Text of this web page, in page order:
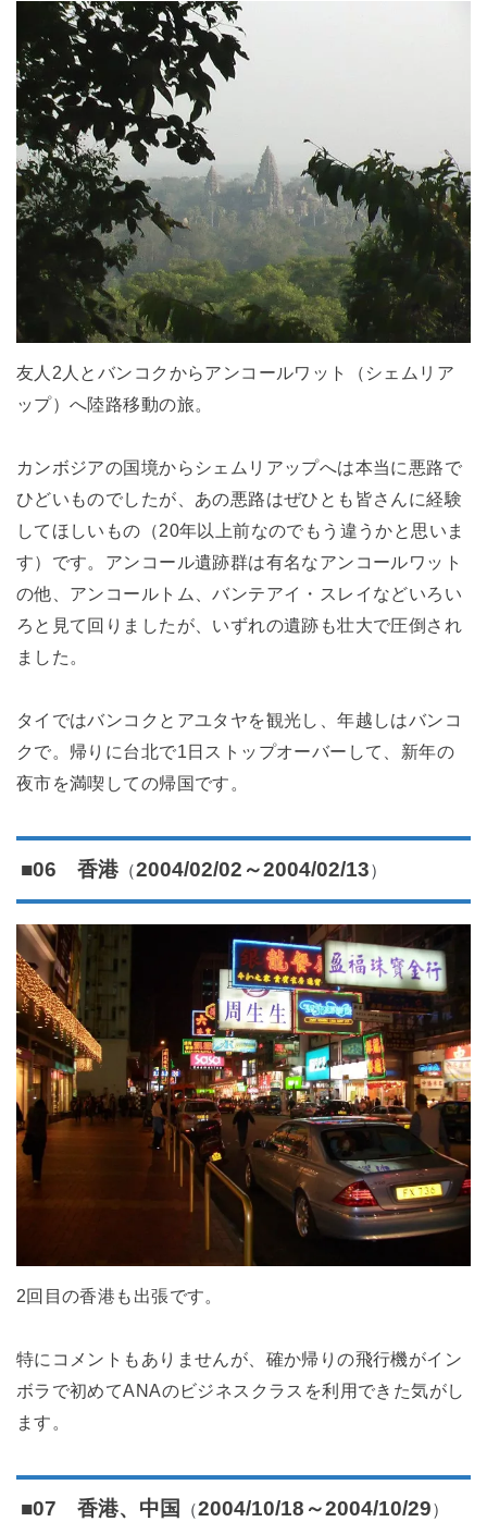
友人2人とバンコクからアンコールワット（シェムリア
ップ）へ陸路移動の旅。
カンボジアの国境からシェムリアップへは本当に悪路で
ひどいものでしたが、あの悪路はぜひとも皆さんに経験
してほしいもの（20年以上前なのでもう違うかと思いま
す）です。アンコール遺跡群は有名なアンコールワット
の他、アンコールトム、バンテアイ・スレイなどいろい
ろと見て回りましたが、いずれの遺跡も壮大で圧倒され
ました。
タイではバンコクとアユタヤを観光し、年越しはバンコ
クで。帰りに台北で1日ストップオーバーして、新年の
夜市を満喫しての帰国です。
■06 香港（2004/02/02～2004/02/13）
2回目の香港も出張です。
特にコメントもありませんが、確か帰りの飛行機がイン
ボラで初めてANAのビジネスクラスを利用できた気がし
ます。
■07 香港、中国 （2004/10/18～2004/10/29）